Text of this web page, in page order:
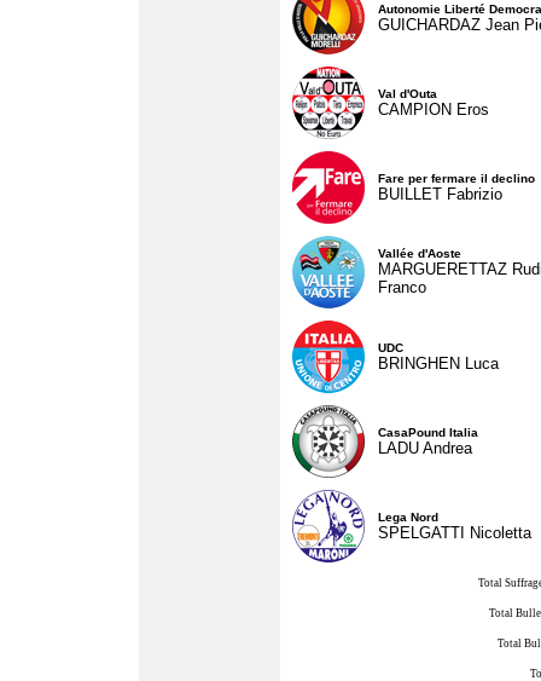
Autonomie Liberté
GUICHARDAZ Jean
Val d'Outa
CAMPION Eros
Fare per fermare il declino
BUILLET Fabrizio
Vallée d'Aoste
MARGUERETTAZ
Franco
UDC
BRINGHEN Luca
CasaPound Italia
LADU Andrea
Lega Nord
SPELGATTI Nicoletta
Total
Total
Total